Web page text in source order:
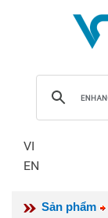
VI
EN
Sản phẩm